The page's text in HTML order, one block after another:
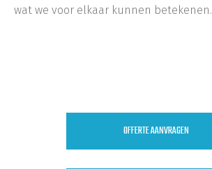
wat we voor elkaar kunnen betekenen.
OFFERTE AANVRAGEN